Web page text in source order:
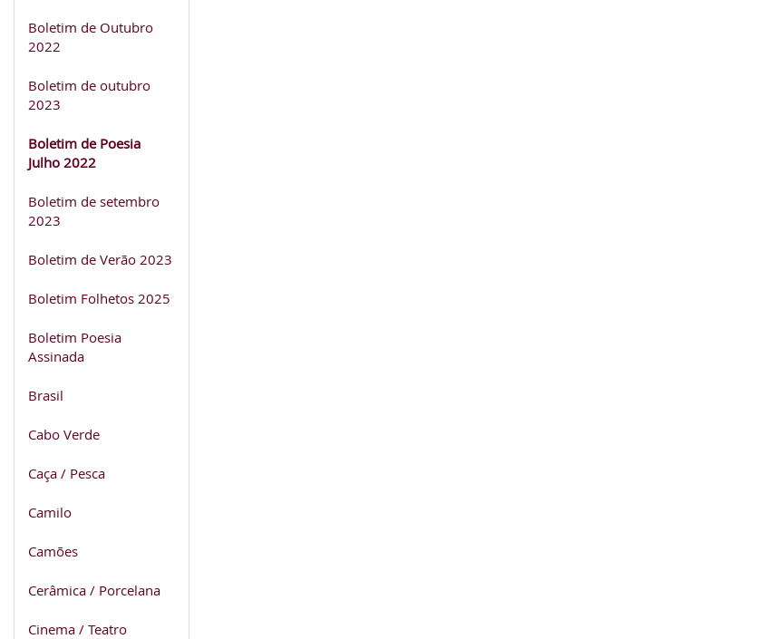
Boletim de Outubro
2022
Boletim de outubro
2023
Boletim de Poesia
Julho 2022
Boletim de setembro
2023
Boletim de Verão 2023
Boletim Folhetos 2025
Boletim Poesia
Assinada
Brasil
Cabo Verde
Caça / Pesca
Camilo
Camões
Cerâmica / Porcelana
Cinema / Teatro